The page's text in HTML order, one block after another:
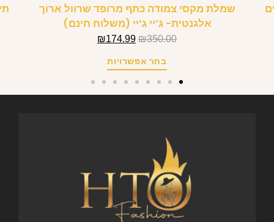
שמלת מקסי צמודה כתף מרופד שרוול ארוך
אלגנטית- ג’יי ג’יי (משלוח חינם)
₪350.00
₪174.99
בחר אפשרויות
תיק